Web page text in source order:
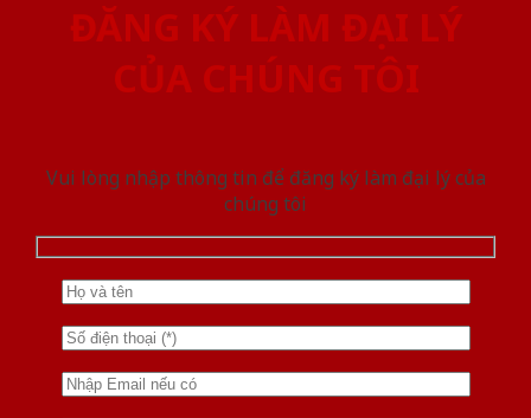
ĐĂNG KÝ LÀM ĐẠI LÝ
CỦA CHÚNG TÔI
Vui lòng nhập thông tin để đăng ký làm đại lý của
chúng tôi